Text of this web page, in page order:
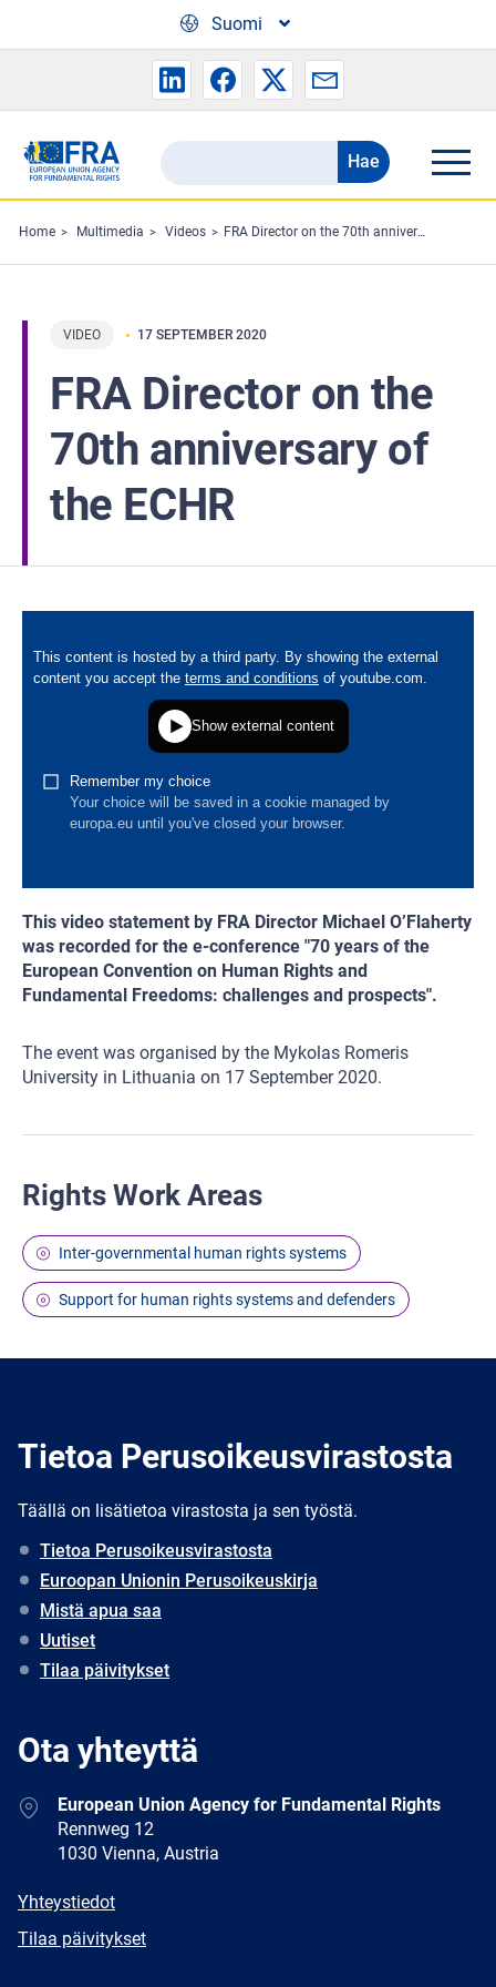
Suomi
Search
the
FRA
website
Hae
Home Multimedia Videos FRA Director on the 70th anniversary of the ECHR
VIDEO 17 SEPTEMBER 2020
FRA Director on the
70th anniversary of
the ECHR
This video statement by FRA Director Michael O’Flaherty
was recorded for the e-conference "70 years of the
European Convention on Human Rights and
Fundamental Freedoms: challenges and prospects".
The event was organised by the Mykolas Romeris
University in Lithuania on 17 September 2020.
Rights Work Areas
Inter-governmental human rights systems
Support for human rights systems and defenders
Tietoa Perusoikeusvirastosta
Täällä on lisätietoa virastosta ja sen työstä.
Tietoa Perusoikeusvirastosta
Euroopan Unionin Perusoikeuskirja
Mistä apua saa
Uutiset
Tilaa päivitykset
Ota yhteyttä
AddressEuropean Union Agency for Fundamental Rights
Rennweg 12
1030 Vienna, Austria
E-
Yhteystiedot
Newsletter
Tilaa päivitykset